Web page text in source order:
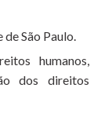
São Paulo.
humanos,
dos direitos